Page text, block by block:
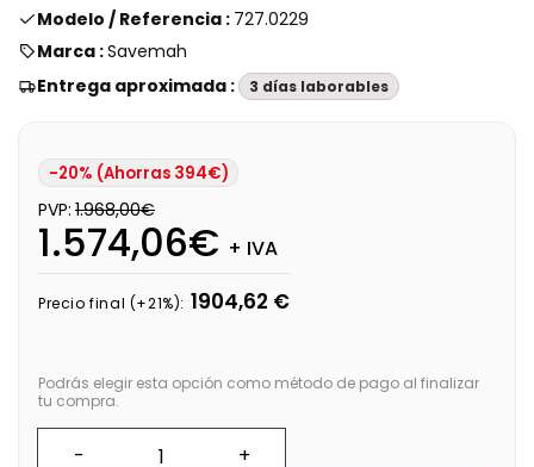
Modelo / Referencia : 727.0229
Marca :Savemah
Entrega aproximada :
3 días laborables
-20% (Ahorras 394€)
PVP: 1.968,00€
1.574,06€ + IVA
Precio final (+21%): 1904,62 €
Podrás elegir esta opción como método de pago al finalizar
tu compra.